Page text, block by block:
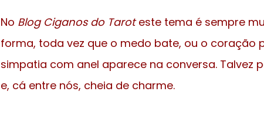
No Blog Ciganos do Taroteste tema é sempre
forma, toda vez que o medo bate, ou o coração
simpatia com anel aparece na conversa. Talvez
e, cá entre nós, cheia de charme.